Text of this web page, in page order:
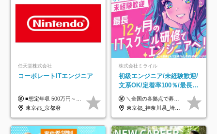
任天堂株式会社
コーポレートITエンジニア
■想定年収 500万円～900万円 月給制 月給278,000円～ ※残業が発生した場合、残業代を別途全額支給します ※試用期間2ヶ月あり(待遇や給与に差異はありません)
東京都_京都府
株式会社ミライル
初級エンジニア/未経験歓迎/
文系OK/定着率100％/最長1
年の自社ITスクール研修あ
り/年休130日
＼全国の各拠点で募集中！／ 給与は以下の通り、勤務地により異なります。 札幌：月給23万円～27万円 仙台：月給22万円～26万円 新潟：月給22万円～26万円 東京：月給26万円～30万円 大阪：月給24万円～29万円 福岡：月給23.5万円～27万円 沖縄：月給21万円～26万円 ◎給与は知識や経験を考慮して決定します。 ◎残業は別途全額支給します。 ◎試用期間12カ月あり（給与は以下の通りです。その他条件に変更はありません） （試用期間の給与） 札幌：月給18.6万円～ 仙台：月給19万円～ 新潟：月給18万円～ 東京：月給22万円～ 大阪：月給20.8万円～ 福岡：月給19万円～ 沖縄：月給18万円～
東京都_神奈川県_埼玉県_千葉県_大阪府_愛知県_北海道_青森県_岩手県_宮城県_秋田県_山形県_福島県_茨城県_栃木県_群馬県_新潟県_山梨県_長野県_富山県_石川県_福井県_静岡県_岐阜県_三重県_兵庫県_京都府_滋賀県_奈良県_和歌山県_広島県_岡山県_鳥取県_島根県_山口県_徳島県_香川県_愛媛県_高知県_福岡県_熊本県_佐賀県_長崎県_大分県_宮崎県_鹿児島県_沖縄県